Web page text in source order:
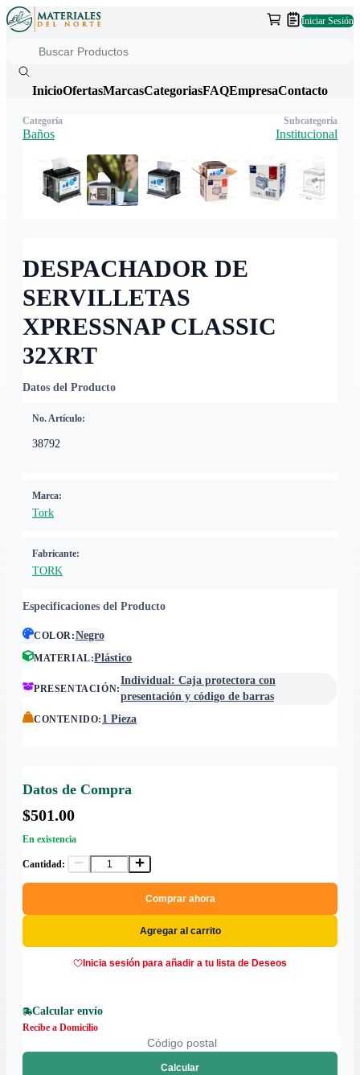
Iniciar Sesión
InicioOfertasMarcasCategoriasFAQEmpresaContacto
DESPACHADOR DE
SERVILLETAS
XPRESSNAP CLASSIC
32XRT
Datos del Producto
No. Artículo:
38792
Marca:
Tork
Fabricante:
TORK
Especificaciones del Producto
COLOR:Negro
MATERIAL:Plástico
PRESENTACIÓN:
Individual: Caja protectora con
presentación y código de barras
CONTENIDO: 1 Pieza
Datos de Compra
$501.00
En existencia
Cantidad:
Comprar ahora
Agregar al carrito
Inicia sesión para añadir a tu lista de Deseos
Calcular envío
Recibe a Domicilio
Calcular
Categoría
Baños
Subcategoría
Institucional